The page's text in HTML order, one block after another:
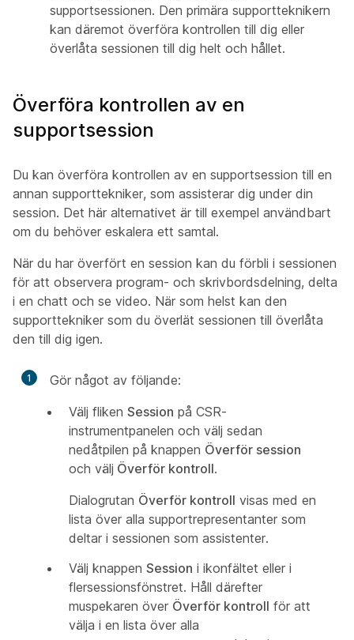
supportsessionen. Den primära supportteknikern
kan däremot överföra kontrollen till dig eller
överlåta sessionen till dig helt och hållet.
Överföra kontrollen av en
supportsession
Du kan överföra kontrollen av en supportsession till en
annan supporttekniker, som assisterar dig under din
session. Det här alternativet är till exempel användbart
om du behöver eskalera ett samtal.
När du har överfört en session kan du förbli i sessionen
för att observera program- och skrivbordsdelning, delta
i en chatt och se video. När som helst kan den
supporttekniker som du överlät sessionen till överlåta
den till dig igen.
1
Gör något av följande:
Välj fliken Session på CSR-
instrumentpanelen och välj sedan
nedåtpilen på knappen Överför session
och välj Överför kontroll.
Dialogrutan Överför kontroll visas med en
lista över alla supportrepresentanter som
deltar i sessionen som assistenter.
Välj knappen Session i ikonfältet eller i
flersessionsfönstret. Håll därefter
muspekaren över Överför kontroll för att
välja i en lista över alla